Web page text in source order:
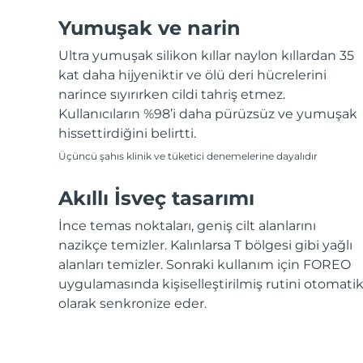
Yumuşak ve narin
Ultra yumuşak silikon kıllar naylon kıllardan 35
kat daha hijyeniktir ve ölü deri hücrelerini
narince sıyırırken cildi tahriş etmez.
Kullanıcıların %98’i daha pürüzsüz ve yumuşak
hissettirdiğini belirtti.
Üçüncü şahıs klinik ve tüketici denemelerine dayalıdır
Akıllı İsveç tasarımı
İnce temas noktaları, geniş cilt alanlarını
nazikçe temizler. Kalınlarsa T bölgesi gibi yağlı
alanları temizler. Sonraki kullanım için FOREO
uygulamasında kişiselleştirilmiş rutini otomatik
olarak senkronize eder.